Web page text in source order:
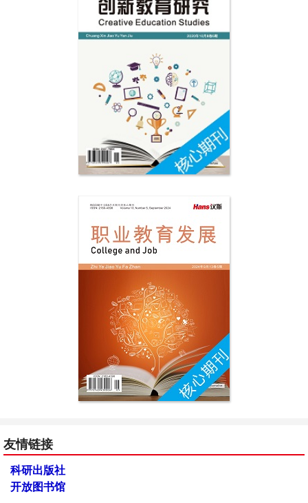
友情链接
科研出版社
开放图书馆